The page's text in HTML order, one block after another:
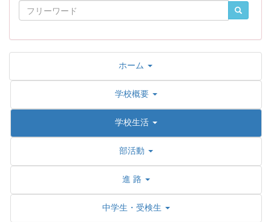
ホーム
学校概要
学校生活
部活動
進 路
中学生・受検生